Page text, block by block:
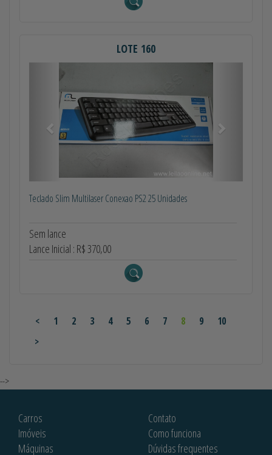
LOTE 160
Anterior
Teclado Slim Multilaser Conexao PS2 25 Unidades
Sem lance
Lance Inicial : R$ 370,00
< 1 2 3 4 5 6 7 8 9
10
>
-->
Carros
Imóveis
Máquinas
Contato
Como funciona
Dúvidas frequentes